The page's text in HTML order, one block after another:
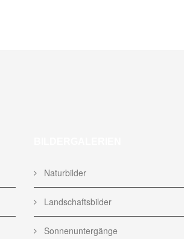
Naturbilder
Landschaftsbilder
Sonnenuntergänge